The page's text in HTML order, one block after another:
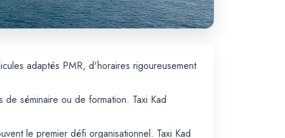
adaptés PMR, d'horaires rigoureusement
séminaire ou de formation. Taxi Kad
le premier défi organisationnel. Taxi Kad